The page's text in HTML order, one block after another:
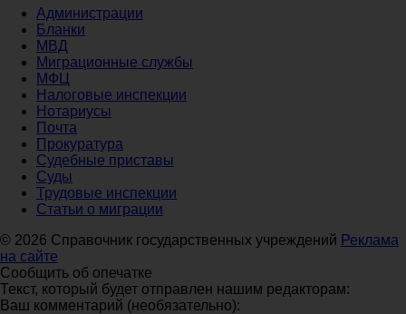
Администрации
Бланки
МВД
Миграционные службы
МФЦ
Налоговые инспекции
Нотариусы
Почта
Прокуратура
Судебные приставы
Суды
Трудовые инспекции
Статьи о миграции
© 2026 Справочник государственных учреждений Реклама
на сайте
Сообщить об опечатке
Текст, который будет отправлен нашим редакторам:
Ваш комментарий (необязательно):